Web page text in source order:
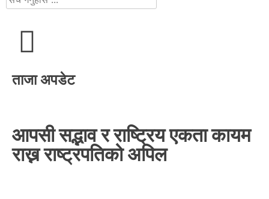
ताजा अपडेट
आपसी सद्भाव र राष्ट्रिय एकता कायम
राख्न राष्ट्रपतिको अपिल